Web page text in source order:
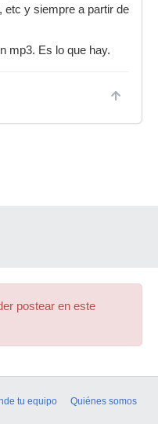
etc y siempre a partir de
mp3. Es lo que hay.
postear en este
tu equipo
Quiénes somos